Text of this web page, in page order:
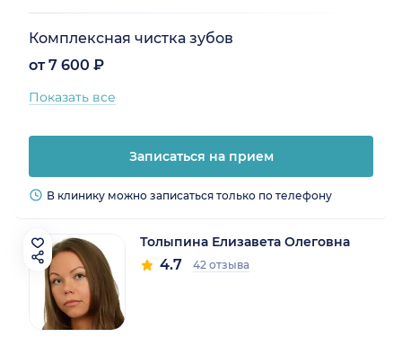
Комплексная чистка зубов
от 7 600 ₽
Показать все
Записаться на прием
В клинику можно записаться только по телефону
Толыпина Елизавета Олеговна
4.7 42 отзыва